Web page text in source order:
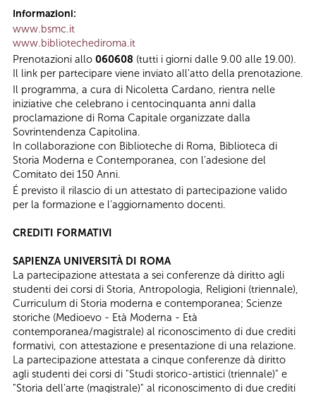
Informazioni:
www.bsmc.it
www.bibliotechediroma.it
Prenotazioni allo 060608 (tutti i giorni dalle 9.00 alle 19.00).
Il link per partecipare viene inviato all'atto della prenotazione.
Il programma, a cura di Nicoletta Cardano, rientra nelle
iniziative che celebrano i centocinquanta anni dalla
proclamazione di Roma Capitale organizzate dalla
Sovrintendenza Capitolina.
In collaborazione con Biblioteche di Roma, Biblioteca di
Storia Moderna e Contemporanea, con l’adesione del
Comitato dei 150 Anni.
É previsto il rilascio di un attestato di partecipazione valido
per la formazione e l’aggiornamento docenti.
CREDITI FORMATIVI
SAPIENZA UNIVERSITÀ DI ROMA
La partecipazione attestata a sei conferenze dà diritto agli
studenti dei corsi di Storia, Antropologia, Religioni (triennale),
Curriculum di Storia moderna e contemporanea; Scienze
storiche (Medioevo - Età Moderna - Età
contemporanea/magistrale) al riconoscimento di due crediti
formativi, con attestazione e presentazione di una relazione.
​La partecipazione attestata a cinque conferenze dà diritto
agli studenti dei corsi di "Studi storico-artistici (triennale)" e
"Storia dell’arte (magistrale)" al riconoscimento di due crediti